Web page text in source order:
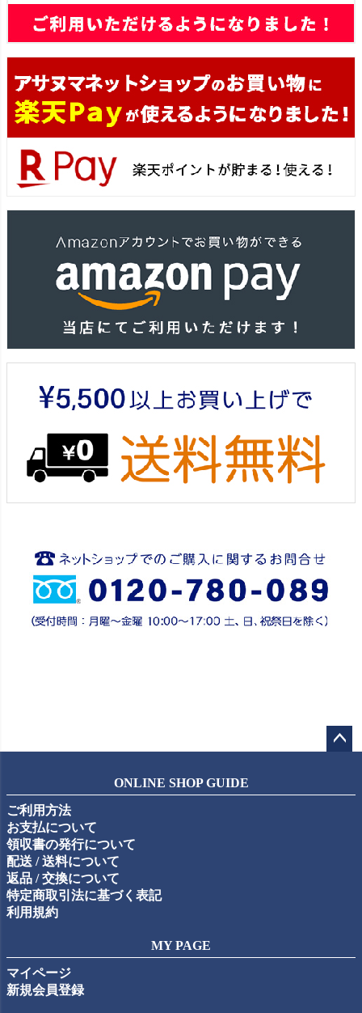
ップ
ONLINE SHOP GUIDE
ご利用方法
お支払について
領収書の発行について
配送 / 送料について
返品 / 交換について
特定商取引法に基づく表記
利用規約
MY PAGE
マイページ
新規会員登録